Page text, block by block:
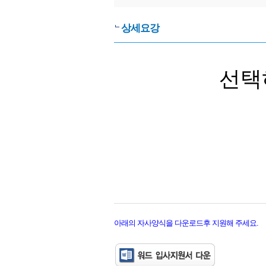
상세요강
선
아래의 자사양식을 다운로드후 지원해 주세요.